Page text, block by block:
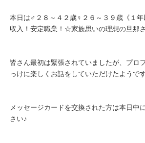
本日は♂２８～４２歳♀２６～３９歳《１年
収入！安定職業！☆家族思いの理想の旦那
皆さん最初は緊張されていましたが、プロ
っけに楽しくお話をしていただけたようで
メッセージカードを交換された方は本日中
さい♪